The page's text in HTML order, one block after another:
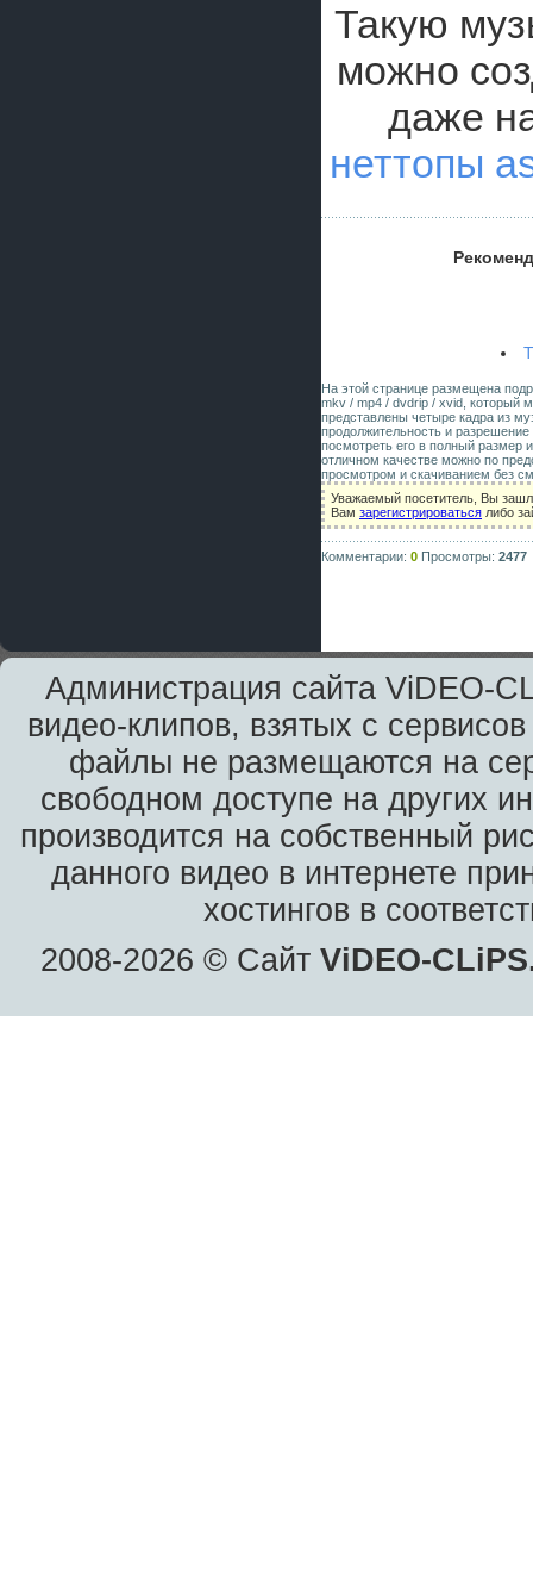
Такую
можно
даже
неттопы
На этой странице размещена
mkv / mp4 / dvdrip / xvid, который
представлены четыре кадра из
продолжительность и
посмотреть его в полный размер
отличном качестве можно по
просмотром и скачиванием без
Уважаемый посетитель, Вы
Вам зарегистрироваться либо
Комментарии: 0 Просмотры: 2477
Администрация сайта ViDEO-
видео-клипов, взятых с
файлы не размещаются на
свободном доступе на других
производится на собственный
данного видео в интернете
хостингов в
2008-2026 © Сайт ViDEO-